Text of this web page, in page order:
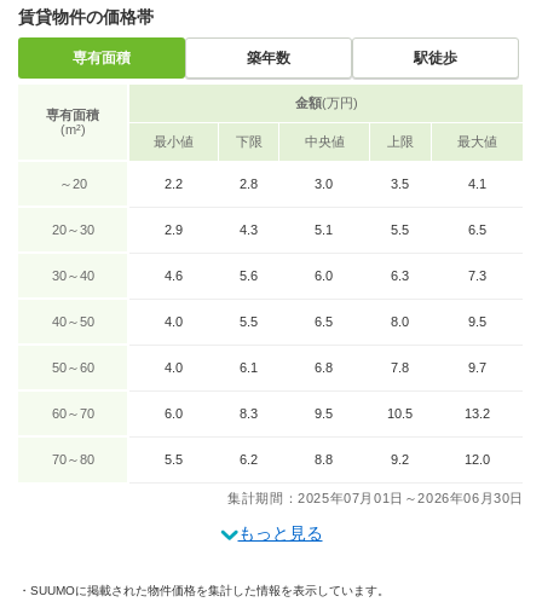
賃貸物件の価格帯
専有面積 築年数 駅徒歩
専有面積
(m²)
金額(万円)
最小値 下限 中央値 上限 最大値
～20 2.2 2.8 3.0 3.5 4.1
20～30 2.9 4.3 5.1 5.5 6.5
30～40 4.6 5.6 6.0 6.3 7.3
40～50 4.0 5.5 6.5 8.0 9.5
50～60 4.0 6.1 6.8 7.8 9.7
60～70 6.0 8.3 9.5 10.5 13.2
70～80 5.5 6.2 8.8 9.2 12.0
集計期間：2025年07月01日～2026年06月30日
もっと見る
SUUMOに掲載された物件価格を集計した情報を表示しています。